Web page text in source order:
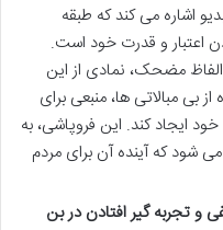
اشاره می کند که طبقه
اعتبار و قدرت خود است.
مضحک، نمادی از این
بی مبالاتی ها، منبعی برای
ایجاد کند. این فروپاشی، به
شود که آینده آن برای مردم
و تجربه گیر افتادن در بن